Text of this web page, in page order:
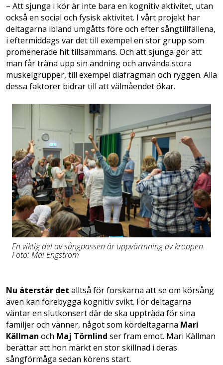
– Att sjunga i kör är inte bara en kognitiv aktivitet, utan
också en social och fysisk aktivitet. I vårt projekt har
deltagarna ibland umgåtts före och efter sångtillfällena,
i eftermiddags var det till exempel en stor grupp som
promenerade hit tillsammans. Och att sjunga gör att
man får träna upp sin andning och använda stora
muskelgrupper, till exempel diafragman och ryggen. Alla
dessa faktorer bidrar till att välmåendet ökar.
En viktig del av sångpassen är uppvärmning av kroppen.
Foto: Mai Engström
Nu återstår det alltså för forskarna att se om körsång
även kan förebygga kognitiv svikt. För deltagarna
väntar en slutkonsert där de ska uppträda för sina
familjer och vänner, något som kördeltagarna Mari
Källman och Maj Törnlind ser fram emot. Mari Källman
berättar att hon märkt en stor skillnad i deras
sångförmåga sedan körens start.